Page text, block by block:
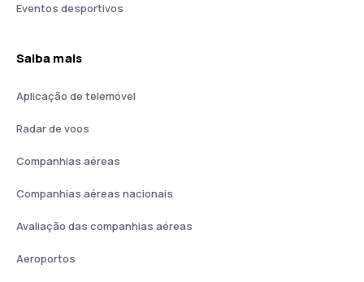
Eventos desportivos
Saiba mais
Aplicação de telemóvel
Radar de voos
Companhias aéreas
Companhias aéreas nacionais
Avaliação das companhias aéreas
Aeroportos